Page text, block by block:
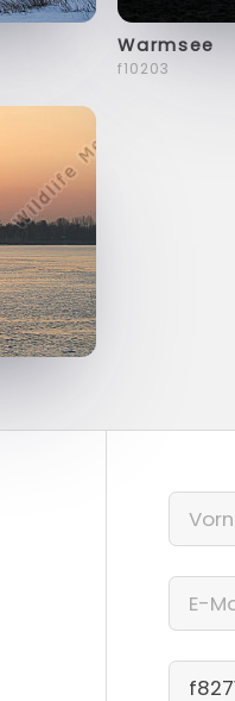
Warmsee
f10203